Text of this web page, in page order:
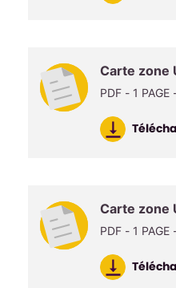
Carte zone
PDF - 1
Carte zone
PDF - 1